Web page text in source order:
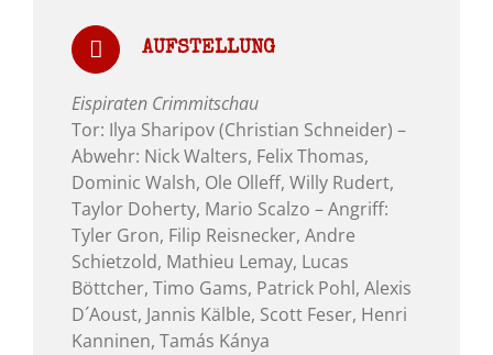
AUFSTELLUNG
Eispiraten Crimmitschau
Tor: Ilya Sharipov (Christian Schneider) –
Abwehr: Nick Walters, Felix Thomas,
Dominic Walsh, Ole Olleff, Willy Rudert,
Taylor Doherty, Mario Scalzo – Angriff:
Tyler Gron, Filip Reisnecker, Andre
Schietzold, Mathieu Lemay, Lucas
Böttcher, Timo Gams, Patrick Pohl, Alexis
D´Aoust, Jannis Kälble, Scott Feser, Henri
Kanninen, Tamás Kánya